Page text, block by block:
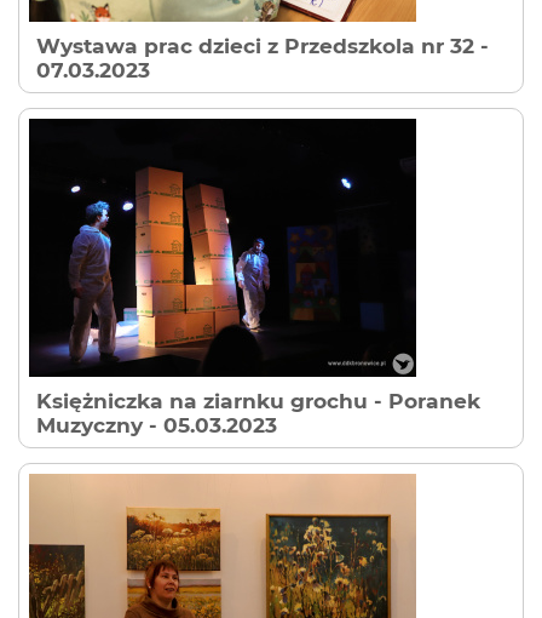
Wystawa prac dzieci z Przedszkola nr 32 -
07.03.2023
Księżniczka na ziarnku grochu - Poranek
Muzyczny - 05.03.2023